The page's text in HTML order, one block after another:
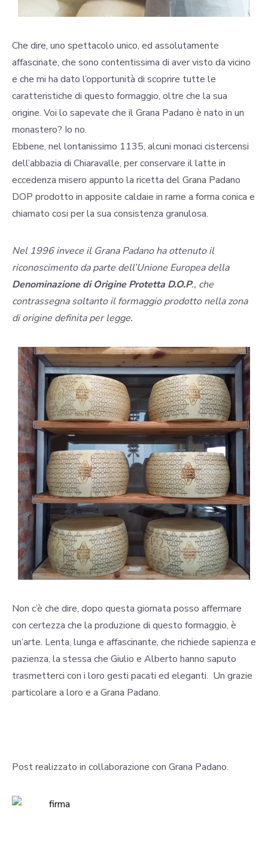
Che dire, uno spettacolo unico, ed assolutamente
affascinate, che sono contentissima di aver visto da vicino
e che mi ha dato l’opportunità di scoprire tutte le
caratteristiche di questo formaggio, oltre che la sua
origine. Voi lo sapevate che il Grana Padano è nato in un
monastero? Io no.
Ebbene, nel lontanissimo 1135, alcuni monaci cistercensi
dell’abbazia di Chiaravalle, per conservare il latte in
eccedenza misero appunto la ricetta del Grana Padano
DOP prodotto in apposite caldaie in rame a forma conica e
chiamato cosi per la sua consistenza granulosa.
Nel 1996 invece il Grana Padano ha ottenuto il
riconoscimento da parte dell’Unione Europea della
Denominazione di Origine Protetta D.O.P., che
contrassegna soltanto il formaggio prodotto nella zona
di origine definita per legge.
Non c’è che dire, dopo questa giornata posso affermare
con certezza che la produzione di questo formaggio, è
un’arte. Lenta, lunga e affascinante, che richiede sapienza e
pazienza, la stessa che Giulio e Alberto hanno saputo
trasmetterci con i loro gesti pacati ed eleganti. Un grazie
particolare a loro e a Grana Padano.
Post realizzato in collaborazione con Grana Padano.